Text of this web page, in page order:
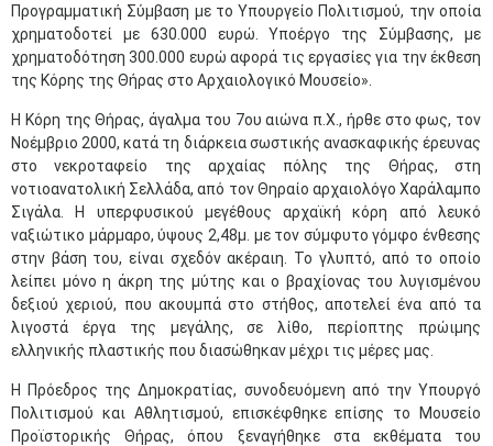
Προγραμματική Σύμβαση με το Υπουργείο Πολιτισμού, την οποία
χρηματοδοτεί με 630.000 ευρώ. Υποέργο της Σύμβασης, με
χρηματοδότηση 300.000 ευρώ αφορά τις εργασίες για την έκθεση
της Κόρης της Θήρας στο Αρχαιολογικό Μουσείο».
Η Κόρη της Θήρας, άγαλμα του 7ου αιώνα π.Χ., ήρθε στο φως, τον
Νοέμβριο 2000, κατά τη διάρκεια σωστικής ανασκαφικής έρευνας
στο νεκροταφείο της αρχαίας πόλης της Θήρας, στη
νοτιοανατολική Σελλάδα, από τον Θηραίο αρχαιολόγο Χαράλαμπο
Σιγάλα. Η υπερφυσικού μεγέθους αρχαϊκή κόρη από λευκό
ναξιώτικο μάρμαρο, ύψους 2,48μ. με τον σύμφυτο γόμφο ένθεσης
στην βάση του, είναι σχεδόν ακέραιη. Το γλυπτό, από το οποίο
λείπει μόνο η άκρη της μύτης και ο βραχίονας του λυγισμένου
δεξιού χεριού, που ακουμπά στο στήθος, αποτελεί ένα από τα
λιγοστά έργα της μεγάλης, σε λίθο, περίοπτης πρώιμης
ελληνικής πλαστικής που διασώθηκαν μέχρι τις μέρες μας.
Η Πρόεδρος της Δημοκρατίας, συνοδευόμενη από την Υπουργό
Πολιτισμού και Αθλητισμού, επισκέφθηκε επίσης το Μουσείο
Προϊστορικής Θήρας, όπου ξεναγήθηκε στα εκθέματα του